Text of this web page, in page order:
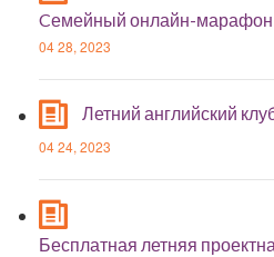
Cемейный онлайн-
04 28, 2023
Летний английский
04 24, 2023
Бесплатная летняя